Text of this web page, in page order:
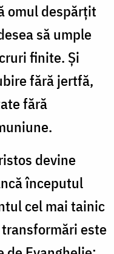
omul despărțit
să umple
finite. Și
fără jertfă,
fără
devine
începutul
cel mai tainic
este